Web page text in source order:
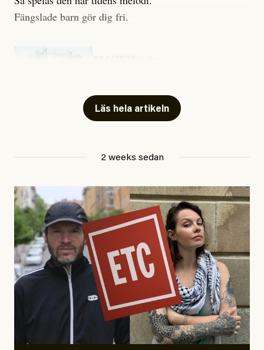
Fängslade barn gör dig fri.
Läs hela artikeln
2 weeks sedan